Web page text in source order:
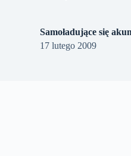
Samoładujące się
17 lutego 2009